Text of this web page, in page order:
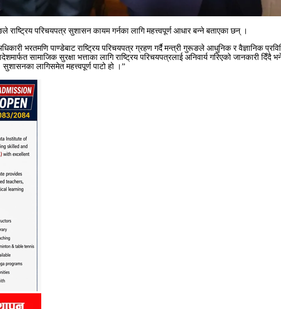
राष्ट्रिय परिचयपत्र सुशासन कायम गर्नका लागि महत्त्वपूर्ण आधार बन्ने बताएका छन् ।
भरतमणि पाण्डेबाट राष्ट्रिय परिचयपत्र ग्रहण गर्दै मन्त्री गुरूङले आधुनिक र वैज्ञानिक
सामाजिक सुरक्षा भत्ताका लागि राष्ट्रिय परिचयपत्रलाई अनिवार्य गरिएको जानकारी दिँदै
लागिसमेत महत्त्वपूर्ण पाटो हो ।”